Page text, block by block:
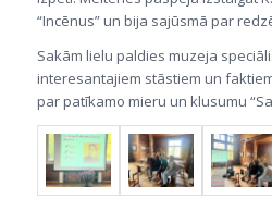
“Incēnus” un bija sajūsmā par
Sakām lielu paldies muzeja
interesantajiem stāstiem un
par patīkamo mieru un klusumu